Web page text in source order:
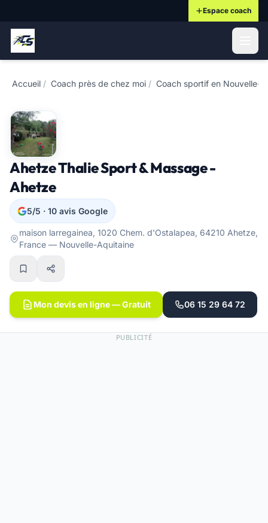
Espace coach
Accueil / Coach près de chez moi / Coach sportif en Nouvelle-
Ahetze Thalie Sport & Massage -
Ahetze
5/5 · 10 avis Google
maison larregainea, 1020 Chem. d'Ostalapea, 64210 Ahetze,
France — Nouvelle-Aquitaine
Mon devis en ligne — Gratuit 06 15 29 64 72
PUBLICITÉ